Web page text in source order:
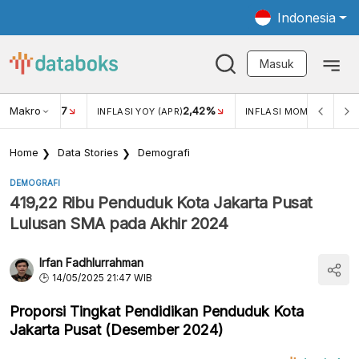
Indonesia
Masuk
Makro
USD/IDR 17 INFLASI YOY (APR)2,42% INFLASI MOM (MAR)
Home Data Stories Demografi
DEMOGRAFI
419,22 Ribu Penduduk Kota Jakarta Pusat
Lulusan SMA pada Akhir 2024
Irfan Fadhlurrahman
14/05/2025 21:47 WIB
Proporsi Tingkat Pendidikan Penduduk Kota
Jakarta Pusat (Desember 2024)